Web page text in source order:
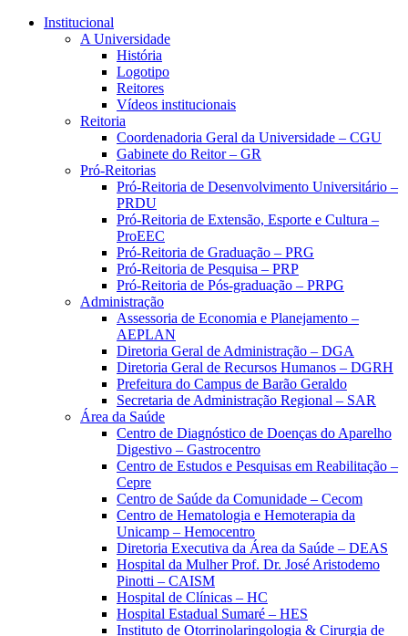
Conteúdo principal
Institucional
A Universidade
História
Logotipo
Reitores
Vídeos institucionais
Reitoria
Coordenadoria Geral da Universidade – CGU
Gabinete do Reitor – GR
Pró-Reitorias
Pró-Reitoria de Desenvolvimento Universitário –
PRDU
Pró-Reitoria de Extensão, Esporte e Cultura –
ProEEC
Pró-Reitoria de Graduação – PRG
Pró-Reitoria de Pesquisa – PRP
Pró-Reitoria de Pós-graduação – PRPG
Administração
Assessoria de Economia e Planejamento –
AEPLAN
Diretoria Geral de Administração – DGA
Diretoria Geral de Recursos Humanos – DGRH
Prefeitura do Campus de Barão Geraldo
Secretaria de Administração Regional – SAR
Área da Saúde
Centro de Diagnóstico de Doenças do Aparelho
Digestivo – Gastrocentro
Centro de Estudos e Pesquisas em Reabilitação –
Cepre
Centro de Saúde da Comunidade – Cecom
Centro de Hematologia e Hemoterapia da
Unicamp – Hemocentro
Diretoria Executiva da Área da Saúde – DEAS
Hospital da Mulher Prof. Dr. José Aristodemo
Pinotti – CAISM
Hospital de Clínicas – HC
Hospital Estadual Sumaré – HES
Instituto de Otorrinolaringologia & Cirurgia de